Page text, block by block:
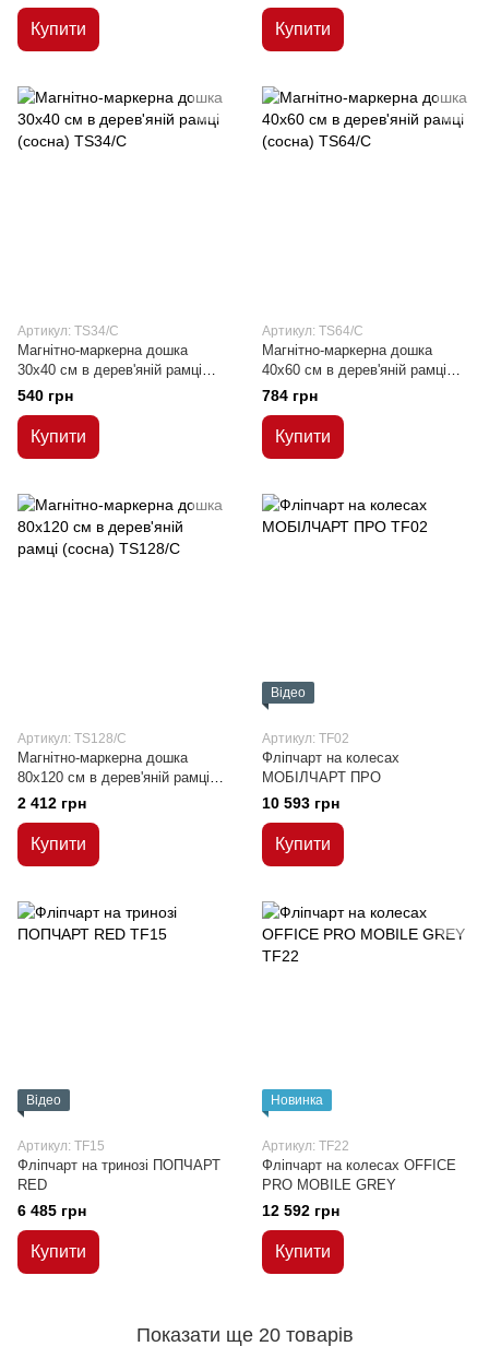
Купити Купити
Артикул: TS34/C
Магнітно-маркерна дошка
30x40 см в дерев'яній рамці
(сосна)
540 грн
Купити
Артикул: TS64/C
Магнітно-маркерна дошка
40x60 см в дерев'яній рамці
(сосна)
784 грн
Купити
Артикул: TS128/C
Магнітно-маркерна дошка
80x120 см в дерев'яній рамці
(сосна)
2 412 грн
Купити
Відео
Артикул: TF02
Фліпчарт на колесах
МОБІЛЧАРТ ПРО
10 593 грн
Купити
Відео
Артикул: TF15
Фліпчарт на тринозі ПОПЧАРТ
RED
6 485 грн
Купити
Новинка
Артикул: TF22
Фліпчарт на колесах OFFICE
PRO MOBILE GREY
12 592 грн
Купити
Показати ще 20 товарів